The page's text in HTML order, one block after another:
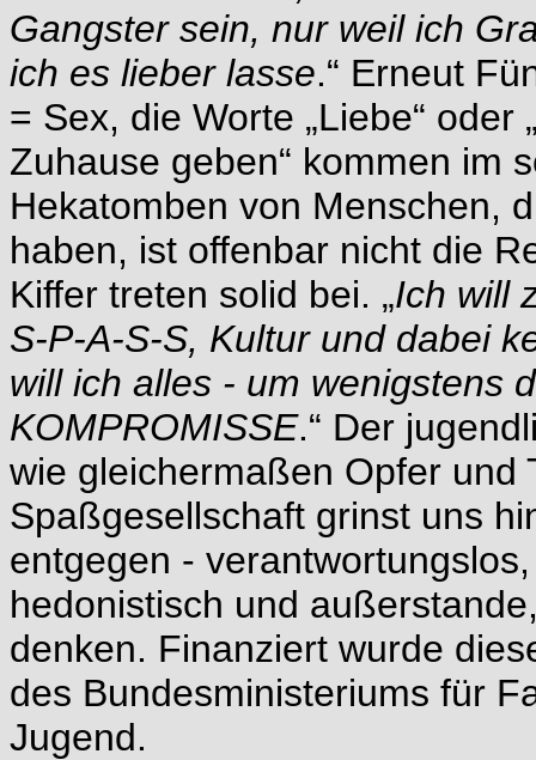
Gangster sein, nur weil ich
ich es lieber lasse.“ Erneut
= Sex, die Worte „Liebe“
Zuhause geben“ kommen im
Hekatomben von Menschen,
haben, ist offenbar nicht die
Kiffer treten solid bei. „Ich will
S-P-A-S-S, Kultur und dabei
will ich alles - um wenigstens
KOMPROMISSE.“ Der
wie gleichermaßen Opfer und
Spaßgesellschaft grinst uns
entgegen -
hedonistisch und
denken. Finanziert wurde
des Bundesministeriums für
Jugend.